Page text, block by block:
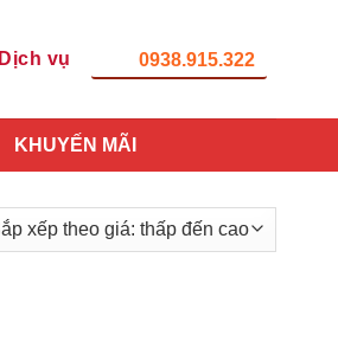
Dịch vụ 0938.915.322
KHUYẾN MÃI